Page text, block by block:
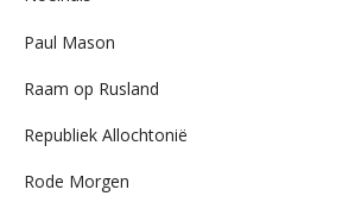
Paul Mason
Raam op Rusland
Republiek Allochtonië
Rode Morgen